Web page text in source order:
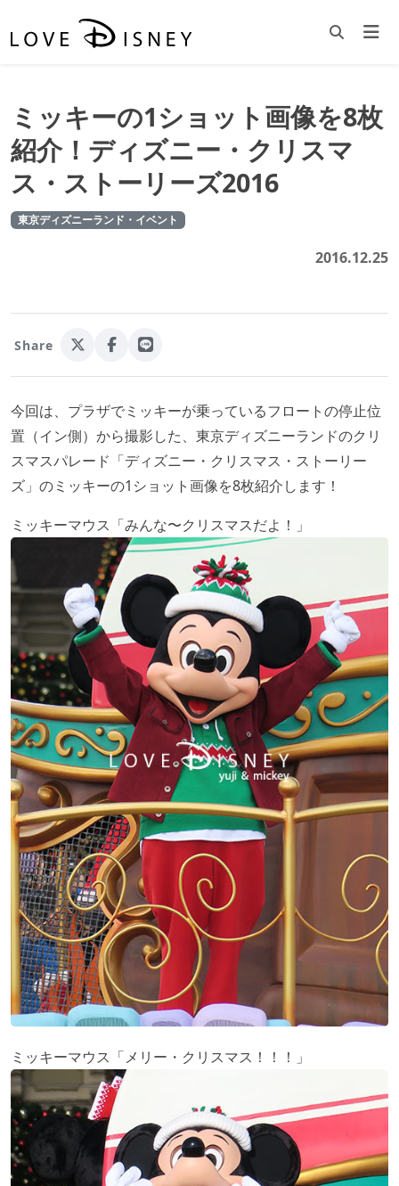
ミッキーの1ショット画像を8枚
紹介！ディズニー・クリスマ
ス・ストーリーズ2016
東京ディズニーランド・イベント
2016.12.25
Share
今回は、プラザでミッキーが乗っているフロートの停止位
置（イン側）から撮影した、東京ディズニーランドのクリ
スマスパレード「ディズニー・クリスマス・ストーリー
ズ」のミッキーの1ショット画像を8枚紹介します！
ミッキーマウス「みんな〜クリスマスだよ！」
ミッキーマウス「メリー・クリスマス！！！」